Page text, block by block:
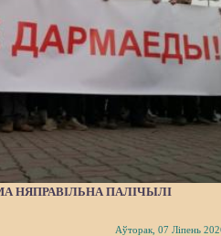
НЯПРАВІЛЬНА ПАЛІЧЫЛІ
Аўторак, 07 Ліпень